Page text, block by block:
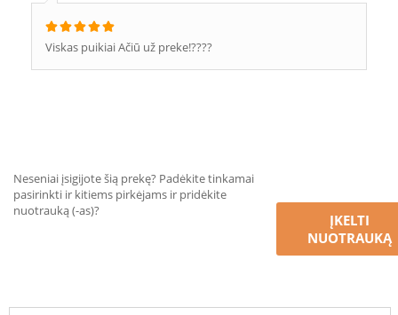
Viskas puikiai Ačiū už preke!????
Neseniai įsigijote šią prekę? Padėkite tinkamai
pasirinkti ir kitiems pirkėjams ir pridėkite
nuotrauką (-as)?
ĮKELTI
NUOTRAUKĄ